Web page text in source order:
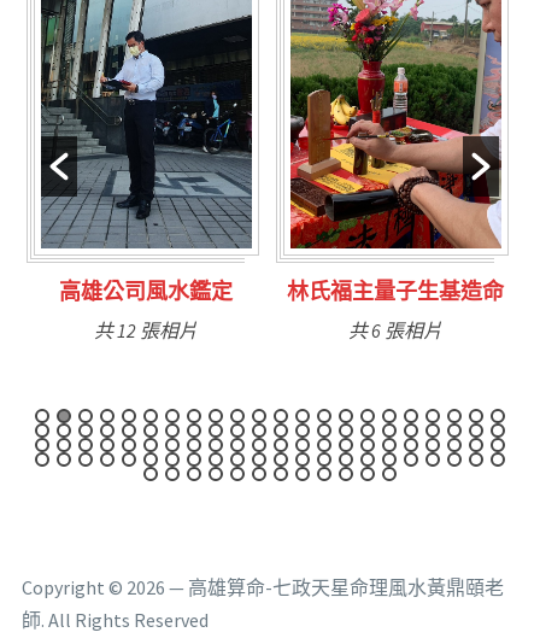
林氏福主量子生基造命
共 6 張相片
台南永康風水鑑定
共 9 張相片
Copyright © 2026 — 高雄算命-七政天星命理風水黃鼎頤老
師. All Rights Reserved